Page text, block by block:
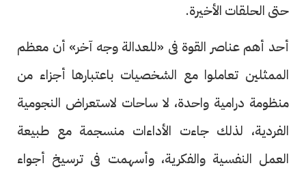
حتى الحلقات الأخيرة.
أحد أهم عناصر القوة فى «للعدالة وجه آخر» أن معظم
الممثلين تعاملوا مع الشخصيات باعتبارها أجزاء من
منظومة درامية واحدة، لا ساحات لاستعراض النجومية
الفردية، لذلك جاءت الأداءات منسجمة مع طبيعة
العمل النفسية والفكرية، وأسهمت فى ترسيخ أجواء